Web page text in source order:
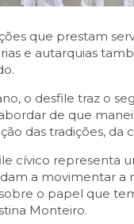
que prestam
e autarquias
o desfile traz o
de que
das tradições,
cívico representa
a movimentar a
o papel que
Monteiro.